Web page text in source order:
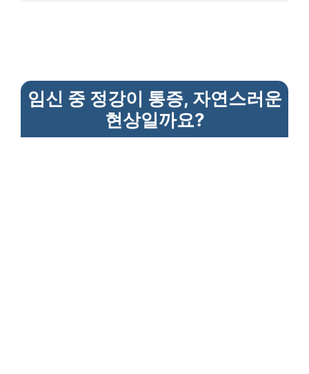
임신 중 정강이 통증, 자연스러운
현상일까요?